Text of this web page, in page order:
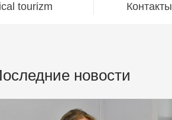
tourizm Контакты
новости